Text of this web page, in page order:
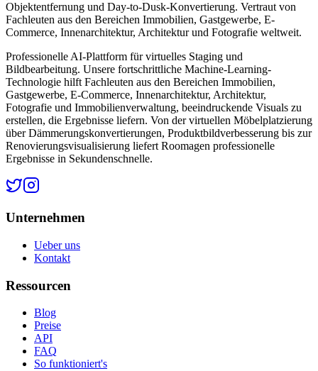
Objektentfernung und Day-to-Dusk-Konvertierung. Vertraut von
Fachleuten aus den Bereichen Immobilien, Gastgewerbe, E-
Commerce, Innenarchitektur, Architektur und Fotografie weltweit.
Professionelle AI-Plattform für virtuelles Staging und
Bildbearbeitung. Unsere fortschrittliche Machine-Learning-
Technologie hilft Fachleuten aus den Bereichen Immobilien,
Gastgewerbe, E-Commerce, Innenarchitektur, Architektur,
Fotografie und Immobilienverwaltung, beeindruckende Visuals zu
erstellen, die Ergebnisse liefern. Von der virtuellen Möbelplatzierung
über Dämmerungskonvertierungen, Produktbildverbesserung bis zur
Renovierungsvisualisierung liefert Roomagen professionelle
Ergebnisse in Sekundenschnelle.
Unternehmen
Ueber uns
Kontakt
Ressourcen
Blog
Preise
API
FAQ
So funktioniert's